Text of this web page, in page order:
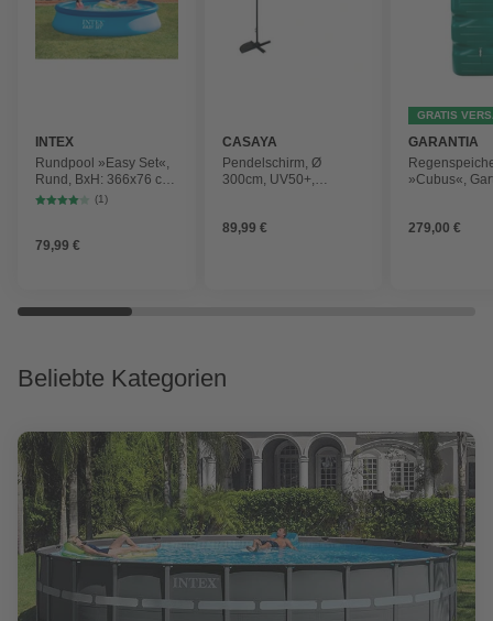
INTEX
Rundpool »Easy Set«,
Rund, BxH: 366x76 cm,
blau
(1)
79,99 €
CASAYA
Pendelschirm, Ø
300cm, UV50+,
89,99 €
GRATIS
GARANTIA
»Cubus«,
279,00 €
Beliebte Kategorien